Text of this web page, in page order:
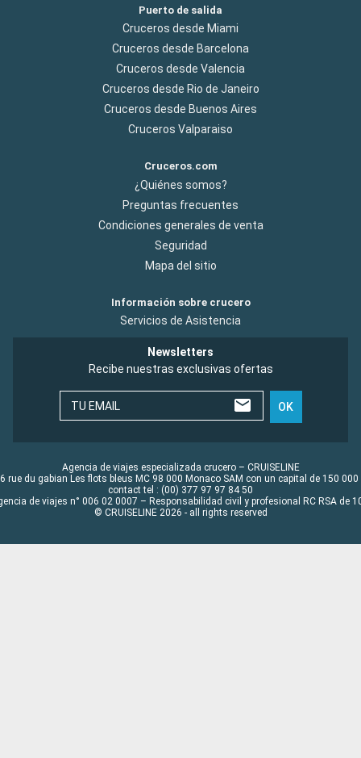
Puerto de salida
Cruceros desde Miami
Cruceros desde Barcelona
Cruceros desde Valencia
Cruceros desde Rio de Janeiro
Cruceros desde Buenos Aires
Cruceros Valparaiso
Cruceros.com
¿Quiénes somos?
Preguntas frecuentes
Condiciones generales de venta
Seguridad
Mapa del sitio
Información sobre crucero
Servicios de Asistencia
Newsletters
Recibe nuestras exclusivas ofertas
TU EMAIL OK
Agencia de viajes especializada crucero – CRUISELINE
rue du gabian Les flots bleus MC 98 000 Monaco SAM con un capital de 150 000
contact tel : (00) 377 97 97 84 50
de viajes n° 006 02 0007 – Responsabilidad civil y profesional RC RSA de
© CRUISELINE 2026 - all rights reserved